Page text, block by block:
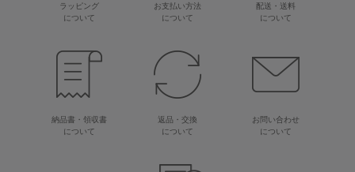
ラッピング
について
お支払い方法
について
配送・送料
について
納品書・領収書
について
返品・交換
について
お問い合わせ
について